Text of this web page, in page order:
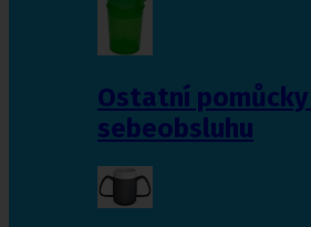
Ostatní
sebeobsluhu